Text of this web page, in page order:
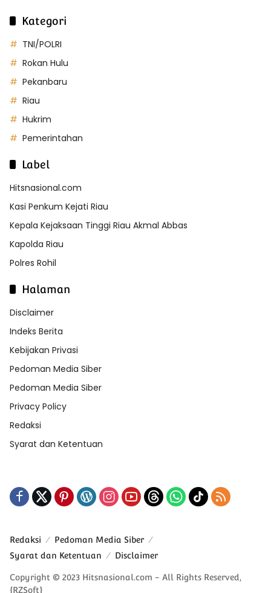
Kategori
TNI/POLRI
Rokan Hulu
Pekanbaru
Riau
Hukrim
Pemerintahan
Label
Hitsnasional.com
Kasi Penkum Kejati Riau
Kepala Kejaksaan Tinggi Riau Akmal Abbas
Kapolda Riau
Polres Rohil
Halaman
Disclaimer
Indeks Berita
Kebijakan Privasi
Pedoman Media Siber
Pedoman Media Siber
Privacy Policy
Redaksi
Syarat dan Ketentuan
Redaksi
Pedoman Media Siber
Syarat dan Ketentuan
Disclaimer
Copyright © 2023 Hitsnasional.com - All Rights Reserved,
{RZSoft}